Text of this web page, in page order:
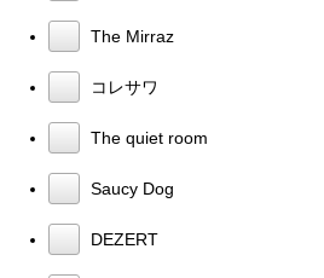
The Mirraz
コレサワ
The quiet room
Saucy Dog
DEZERT